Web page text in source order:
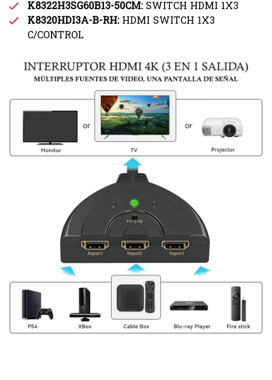
K8322H3SG60B13-50CM:SWITCH HDMI 1X3
K8320HDI3A-B-RH:HDMI SWITCH 1X3
C/CONTROL